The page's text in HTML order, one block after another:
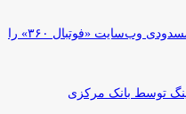
پزشکیان دستور پیگیری ماجرای مسدودی وب‌سایت «فوتبال ۳۶۰» را
توسط بانک مرکزی